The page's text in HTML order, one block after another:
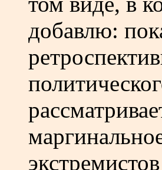
добавлю: